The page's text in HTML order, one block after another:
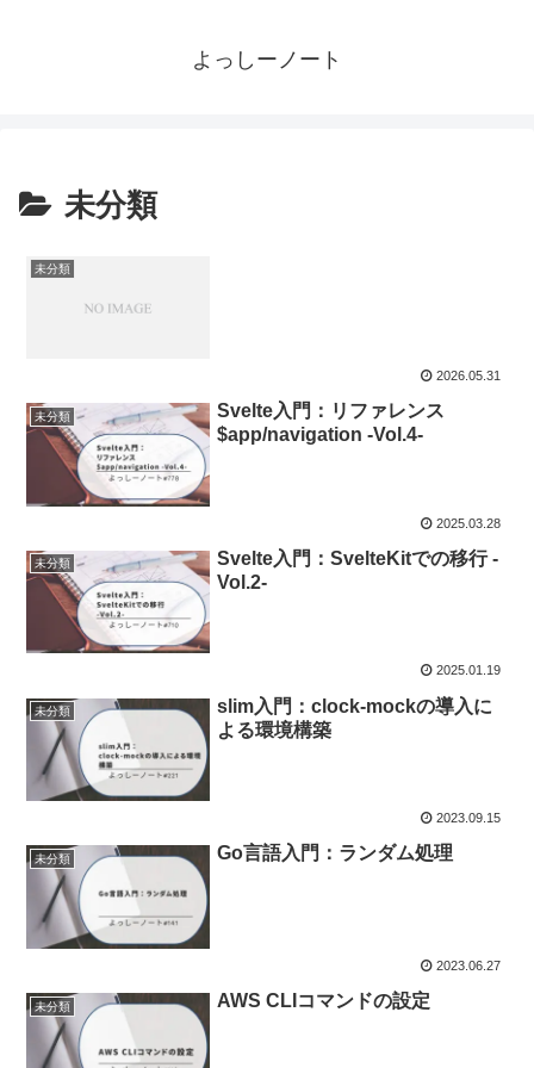
よっしーノート
未分類
未分類
2026.05.31
未分類
Svelte入門：リファレンス
$app/navigation -Vol.4-
2025.03.28
未分類
Svelte入門：SvelteKitでの移行 -
Vol.2-
2025.01.19
未分類
slim入門：clock-mockの導入に
よる環境構築
2023.09.15
未分類 Go言語入門：ランダム処理
2023.06.27
未分類 AWS CLIコマンドの設定